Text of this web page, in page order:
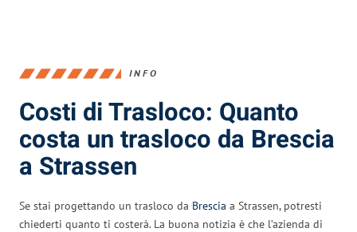
INFO
Costi di Trasloco: Quanto
costa un trasloco da Brescia
a Strassen
Se stai progettando un trasloco da Brescia a Strassen, potresti
chiederti quanto ti costerà. La buona notizia è che l’azienda di